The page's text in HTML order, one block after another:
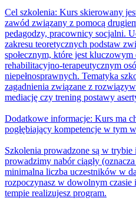
Cel szkolenia: Kurs skierowany
zawód związany z pomocą
pedagodzy, pracownicy socjalni.
zakresu teoretycznych podstaw
społecznym, które jest
rehabilitacyjno-terapeutycznym
niepełnosprawnych. Tematyka
zagadnienia związane z
mediację czy trening postawy
Dodatkowe informacje: Kurs ma
pogłębiający kompetencje w tym
Szkolenia prowadzone są w
prowadzimy nabór ciągły
minimalna liczba uczestników w
rozpoczynasz w dowolnym
tempie realizujesz program.